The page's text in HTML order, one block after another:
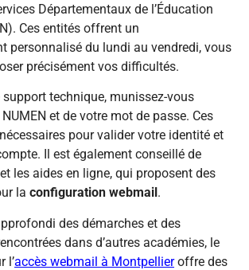
Départementaux de l’Éducation
Ces entités offrent un
personnalisé du lundi au vendredi, vous
précisément vos difficultés.
technique, munissez-vous
et de votre mot de passe. Ces
pour valider votre identité et
Il est également conseillé de
les aides en ligne, qui proposent des
la configuration webmail.
des démarches et des
dans d’autres académies, le
l’accès webmail à Montpellieroffre des